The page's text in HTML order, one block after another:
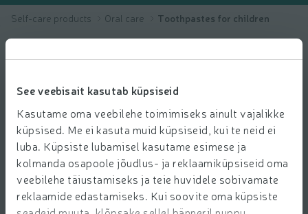
See veebisait kasutab küpsiseid
Kasutame oma veebilehe toimimiseks ainult vajalikke
küpsised. Me ei kasuta muid küpsiseid, kui te neid ei
luba. Küpsiste lubamisel kasutame esimese ja
kolmanda osapoole jõudlus- ja reklaamiküpsiseid oma
veebilehe täiustamiseks ja teie huvidele sobivamate
reklaamide edastamiseks. Kui soovite oma küpsiste
Self-care products Oral care Toothpastes for children